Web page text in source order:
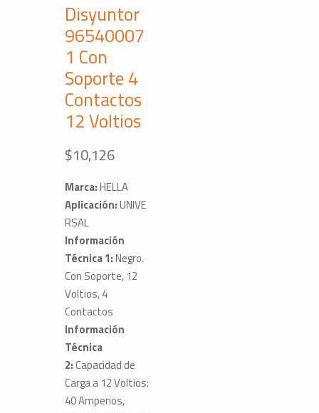
Disyuntor
96540007
1 Con
Soporte 4
Contactos
12 Voltios
$10,126
Marca:HELLA
Aplicación:UNIVE
RSAL
Información
Técnica 1:Negro.
Con Soporte, 12
Voltios, 4
Contactos
Información
Técnica
2:Capacidad de
Carga a 12 Voltios:
40 Amperios,